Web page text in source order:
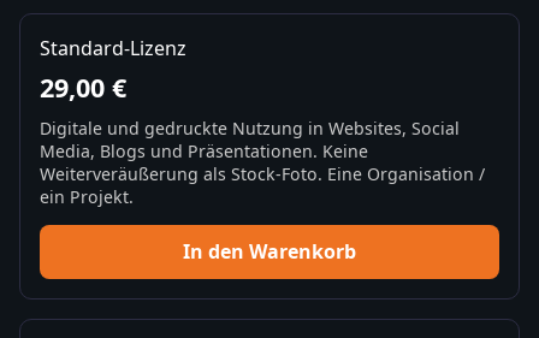
Standard-Lizenz
29,00 €
Digitale und gedruckte Nutzung in Websites, Social
Media, Blogs und Präsentationen. Keine
Weiterveräußerung als Stock-Foto. Eine Organisation /
ein Projekt.
In den Warenkorb